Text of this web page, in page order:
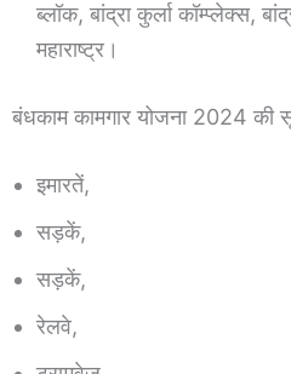
ब्लॉक, बांद्रा कुर्ला कॉम्प्लेक्स,
महाराष्ट्र।
बंधकाम कामगार योजना 2024 की
इमारतें,
सड़कें,
सड़कें,
रेलवे,